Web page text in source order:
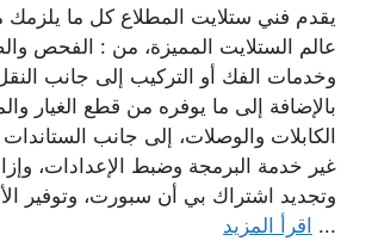
يقدم فني ستلايت المطلاع كل ما
عالم الستلايت المميزة، من : الفحص
وخدمات الفك أو التركيب إلى جانب
بالإضافة إلى ما يوفره من قطع الغيار
الكابلات والوصلات، إلى جانب الستاندات
غير خدمة البرمجة وضبط الإعدادات،
وتجديد اشتراك بي أن سبورت، وتوفير
... اقرأ المزيد